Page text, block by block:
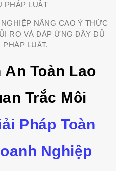
PHÁP LUẬT
NÂNG CAO Ý THỨC
RO VÀ ĐÁP ỨNG ĐẦY ĐỦ
LUẬT.
An Toàn Lao
Trắc Môi
Pháp Toàn
Nghiệp